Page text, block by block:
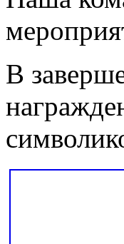
В